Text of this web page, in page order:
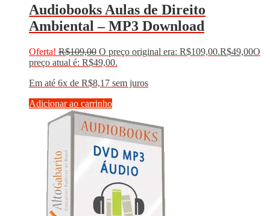
Audiobooks Aulas de Direito
Ambiental – MP3 Download
Oferta! R$109,00 O preço original era: R$109,00.R$49,00O
preço atual é: R$49,00.
Em até 6x de R$8,17 sem juros
Adicionar ao carrinho